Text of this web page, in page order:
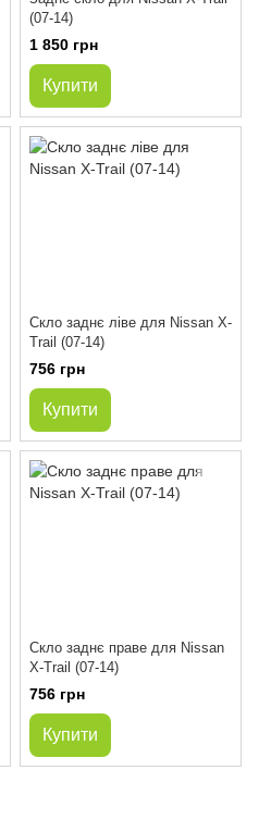
(07-14)
1 850 грн
Купити
Скло заднє ліве для Nissan X-
Trail (07-14)
756 грн
Купити
Скло заднє праве для Nissan
X-Trail (07-14)
756 грн
Купити